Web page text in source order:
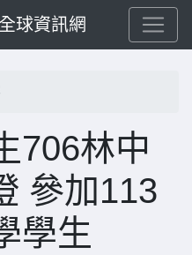
球資訊網
706林中
參加113
學生